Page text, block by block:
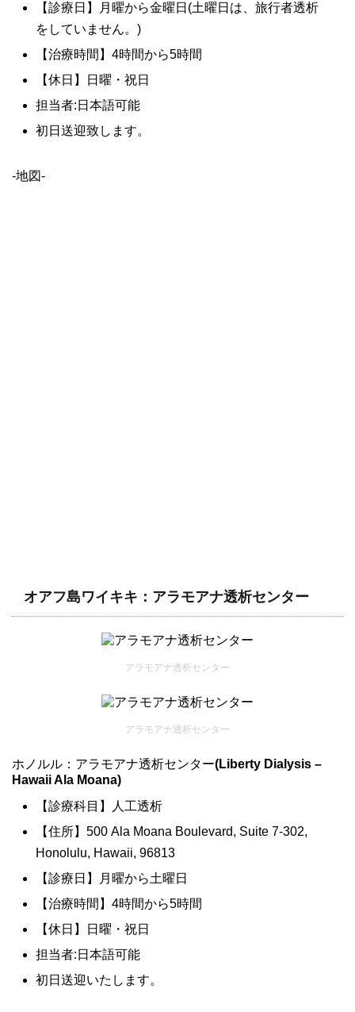
【診療日】月曜から金曜日(土曜日は、旅行者透析
をしていません。)
【治療時間】4時間から5時間
【休日】日曜・祝日
担当者:日本語可能
初日送迎致します。
-地図-
オアフ島ワイキキ：アラモアナ透析センター
アラモアナ透析センター
アラモアナ透析センター
ホノルル：アラモアナ透析センター(Liberty Dialysis –
Hawaii Ala Moana)
【診療科目】人工透析
【住所】500 Ala Moana Boulevard, Suite 7-302,
Honolulu, Hawaii, 96813
【診療日】月曜から土曜日
【治療時間】4時間から5時間
【休日】日曜・祝日
担当者:日本語可能
初日送迎いたします。